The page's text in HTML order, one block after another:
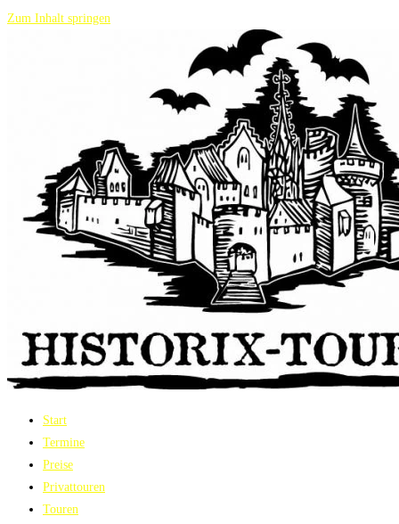
Zum Inhalt springen
Start
Termine
Preise
Privattouren
Touren